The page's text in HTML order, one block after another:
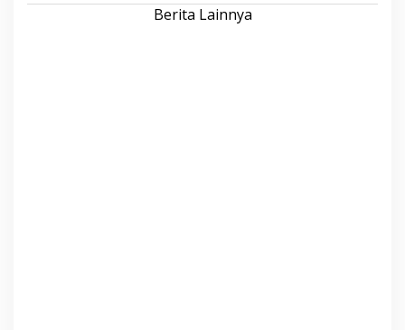
Berita Lainnya